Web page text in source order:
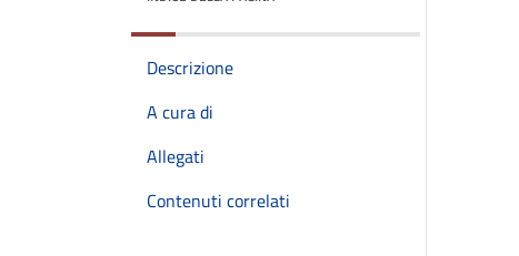
Descrizione
A cura di
Allegati
Contenuti correlati